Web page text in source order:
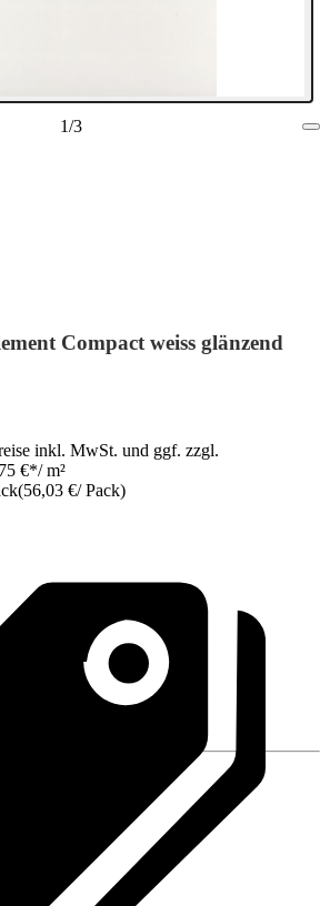
1/3
Compact weiss glänzend
inkl. MwSt. und ggf. zzgl.
€*/ m²
(56,03 €/ Pack)